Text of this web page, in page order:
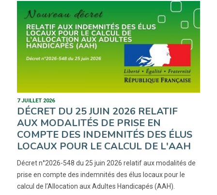
7 JUILLET 2026
DÉCRET DU 25 JUIN 2026 RELATIF
AUX MODALITÉS DE PRISE EN
COMPTE DES INDEMNITÉS DES ÉLUS
LOCAUX POUR LE CALCUL DE L'AAH
Décret n°2026-548 du 25 juin 2026 relatif aux modalités de
prise en compte des indemnités des élus locaux pour le
calcul de l’Allocation aux Adultes Handicapés (AAH).